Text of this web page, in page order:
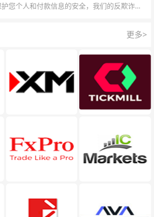
您个人和付款信息的安全，我们的反欺诈团
更多>